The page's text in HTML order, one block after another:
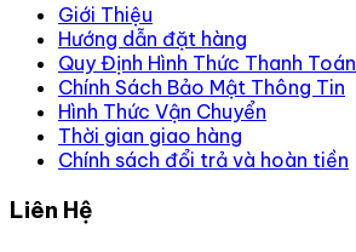
Giới Thiệu
Hướng dẫn đặt hàng
Quy Định Hình Thức Thanh Toán
Chính Sách Bảo Mật Thông Tin
Hình Thức Vận Chuyển
Thời gian giao hàng
Chính sách đổi trả và hoàn tiền
Liên Hệ